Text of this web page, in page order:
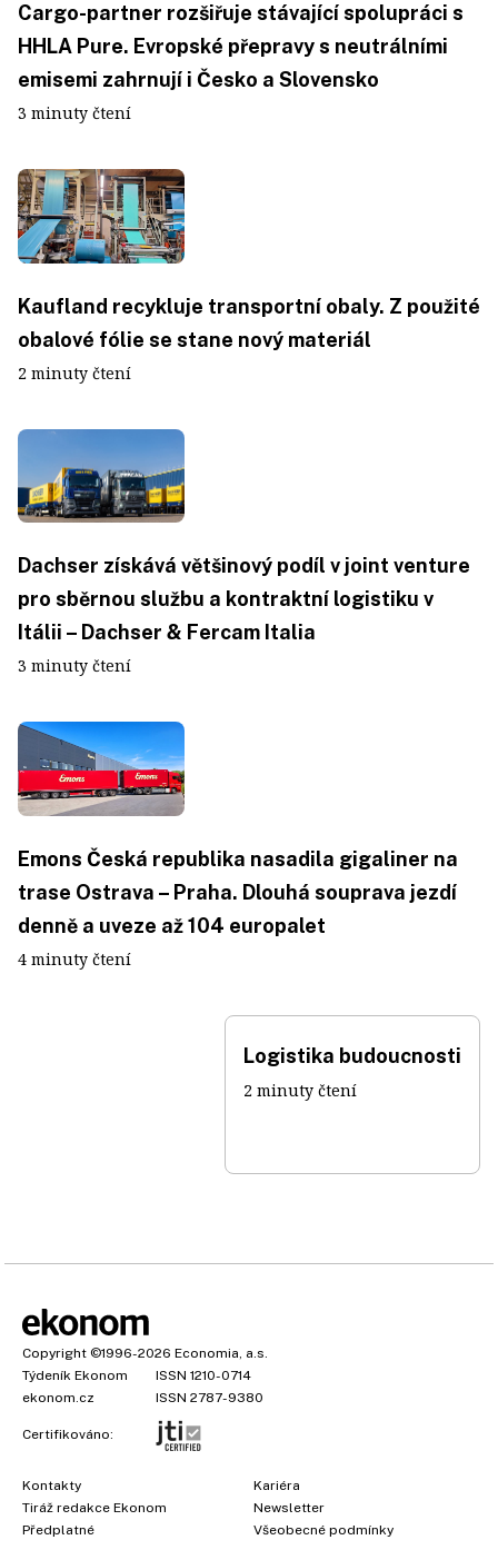
Cargo-partner rozšiřuje stávající spolupráci s
HHLA Pure. Evropské přepravy s neutrálními
emisemi zahrnují i Česko a Slovensko
3 minuty čtení
Kaufland recykluje transportní obaly. Z použité
obalové fólie se stane nový materiál
2 minuty čtení
Dachser získává většinový podíl v joint venture
pro sběrnou službu a kontraktní logistiku v
Itálii – Dachser & Fercam Italia
3 minuty čtení
Emons Česká republika nasadila gigaliner na
trase Ostrava – Praha. Dlouhá souprava jezdí
denně a uveze až 104 europalet
4 minuty čtení
Logistika budoucnosti
2 minuty čtení
Copyright ©1996-2026 Economia, a.s.
Týdeník Ekonom
ISSN 1210-0714
ekonom.cz
ISSN 2787-9380
Certifikováno:
Kontakty
Tiráž redakce Ekonom
Předplatné
Kariéra
Newsletter
Všeobecné podmínky